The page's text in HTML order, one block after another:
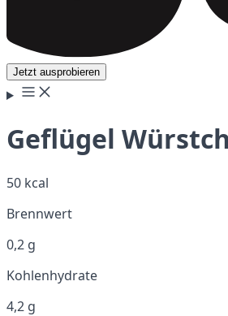
Jetzt ausprobieren
Geflügel
50 kcal
Brennwert
0,2 g
Kohlenhydrate
4,2 g